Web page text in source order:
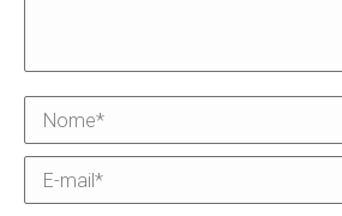
Nome *
E-mail *